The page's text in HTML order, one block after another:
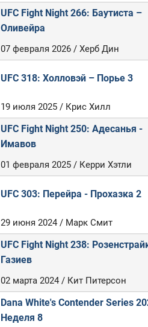
UFC Fight Night 266: Баутиста –
Оливейра
07 февраля 2026 / Херб Дин
UFC 318: Холловэй – Порье 3
19 июля 2025 / Крис Хилл
UFC Fight Night 250: Адесанья -
Имавов
01 февраля 2025 / Керри Хэтли
UFC 303: Перейра - Прохазка 2
29 июня 2024 / Марк Смит
UFC Fight Night 238:
Газиев
02 марта 2024 / Кит Питерсон
Dana White's Contender Series
Неделя 8